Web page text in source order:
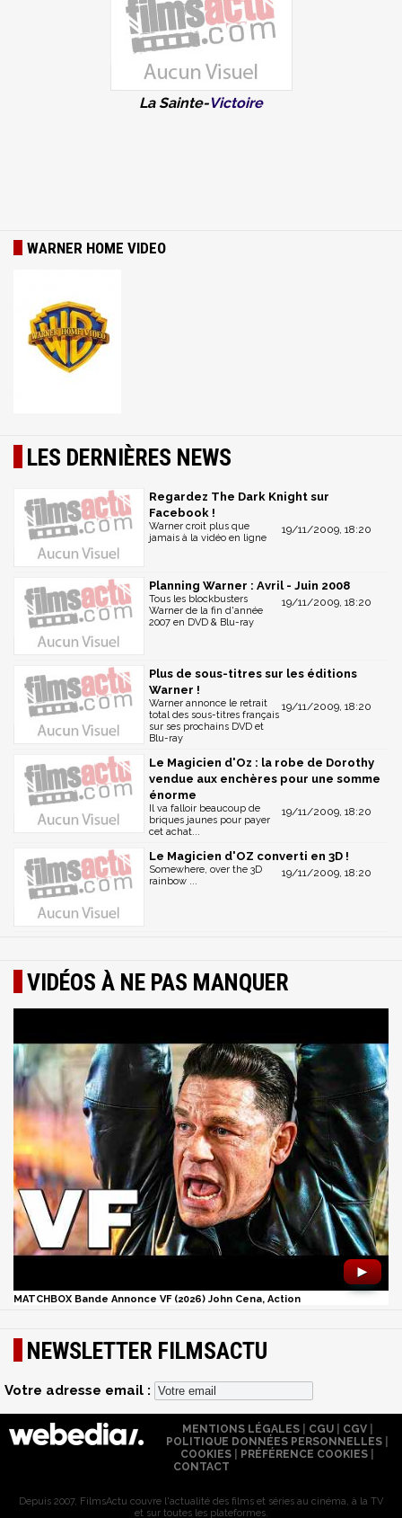
La Sainte-Victoire
WARNER HOME VIDEO
LES DERNIÈRES NEWS
Regardez The Dark Knight sur
Facebook !
19/11/2009, 18:20
Warner croit plus que
jamais à la vidéo en ligne
Planning Warner : Avril - Juin 2008
19/11/2009, 18:20
Tous les blockbusters
Warner de la fin d'année
2007 en DVD & Blu-ray
Plus de sous-titres sur les éditions
Warner !
19/11/2009, 18:20
Warner annonce le retrait
total des sous-titres français
sur ses prochains DVD et
Blu-ray
Le Magicien d'Oz : la robe de Dorothy
vendue aux enchères pour une somme
énorme
19/11/2009, 18:20
Il va falloir beaucoup de
briques jaunes pour payer
cet achat...
Le Magicien d'OZ converti en 3D !
19/11/2009, 18:20
Somewhere, over the 3D
rainbow ...
VIDÉOS À NE PAS MANQUER
►
MATCHBOX Bande Annonce VF (2026) John Cena, Action
NEWSLETTER FILMSACTU
Votre adresse email :
MENTIONS LÉGALES| CGU| CGV|
POLITIQUE DONNÉES PERSONNELLES
COOKIES
PRÉFÉRENCE COOKIES
CONTACT
Depuis 2007, FilmsActu couvre l'actualité des films et séries au cinéma, à la TV
et sur toutes les plateformes.